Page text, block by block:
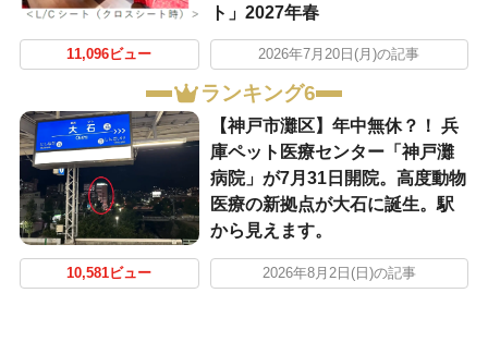
ト」2027年春
11,096ビュー 2026年7月20日(月)の記事
ランキング6
【神戸市灘区】年中無休？！ 兵
庫ペット医療センター「神戸灘
病院」が7月31日開院。高度動物
医療の新拠点が大石に誕生。駅
から見えます。
10,581ビュー 2026年8月2日(日)の記事